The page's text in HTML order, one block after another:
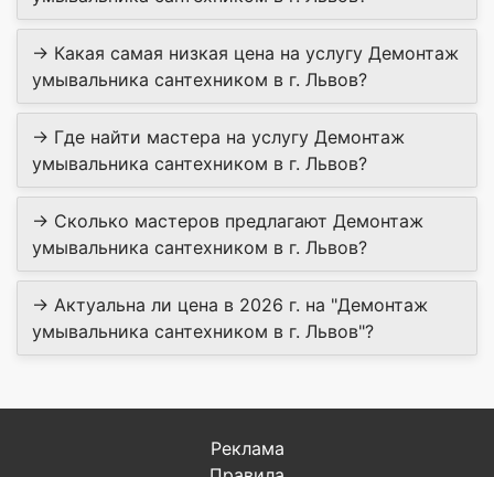
→ Какая самая низкая цена на услугу Демонтаж
умывальника сантехником в г. Львов?
→ Где найти мастера на услугу Демонтаж
умывальника сантехником в г. Львов?
→ Сколько мастеров предлагают Демонтаж
умывальника сантехником в г. Львов?
→ Актуальна ли цена в 2026 г. на "Демонтаж
умывальника сантехником в г. Львов"?
Реклама